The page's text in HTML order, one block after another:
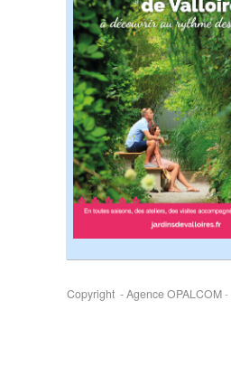
Copyright - Agence OPALCOM-